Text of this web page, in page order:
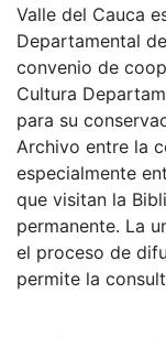
Valle del Cauca
Departamental
convenio de
Cultura
para su
Archivo entre la
especialmente
que visitan la
permanente. La
el proceso de
permite la